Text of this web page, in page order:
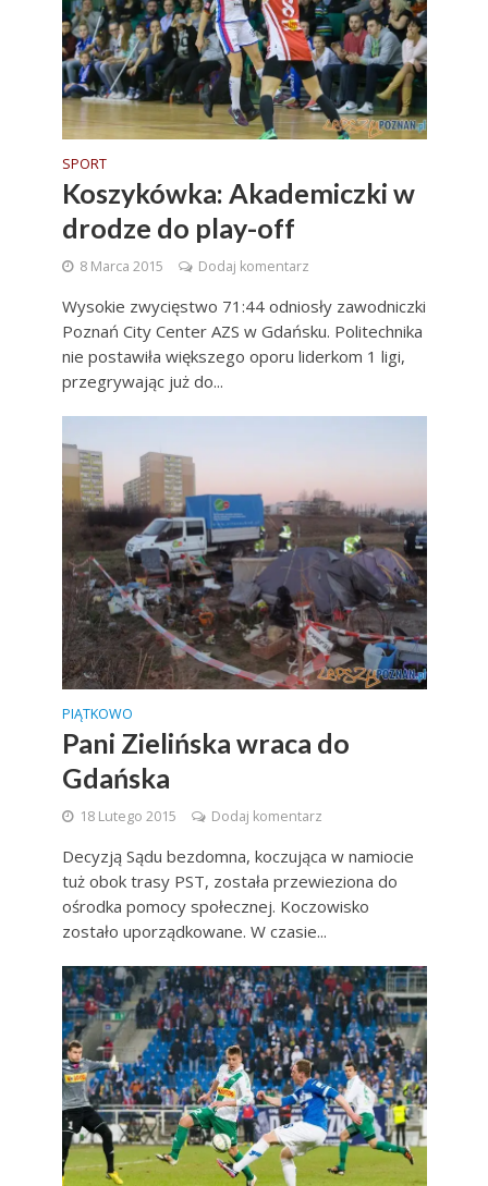
SPORT
Koszykówka: Akademiczki w
drodze do play-off
8 Marca 2015 Dodaj komentarz
Wysokie zwycięstwo 71:44 odniosły zawodniczki
Poznań City Center AZS w Gdańsku. Politechnika
nie postawiła większego oporu liderkom 1 ligi,
przegrywając już do...
PIĄTKOWO
Pani Zielińska wraca do
Gdańska
18 Lutego 2015 Dodaj komentarz
Decyzją Sądu bezdomna, koczująca w namiocie
tuż obok trasy PST, została przewieziona do
ośrodka pomocy społecznej. Koczowisko
zostało uporządkowane. W czasie...